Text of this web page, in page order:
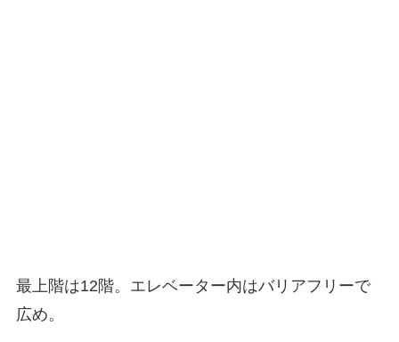
最上階は12階。エレベーター内はバリアフリーで
広め。